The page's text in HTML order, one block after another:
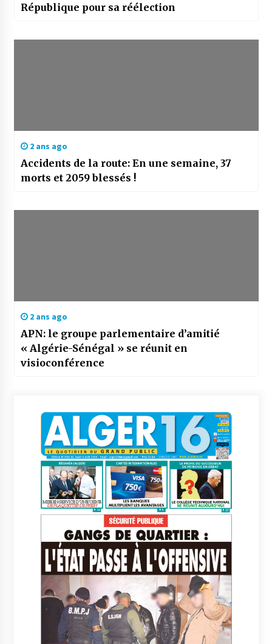
République pour sa réélection
2 ans ago
Accidents de la route: En une semaine, 37
morts et 2059 blessés !
2 ans ago
APN: le groupe parlementaire d’amitié
« Algérie-Sénégal » se réunit en
visioconférence